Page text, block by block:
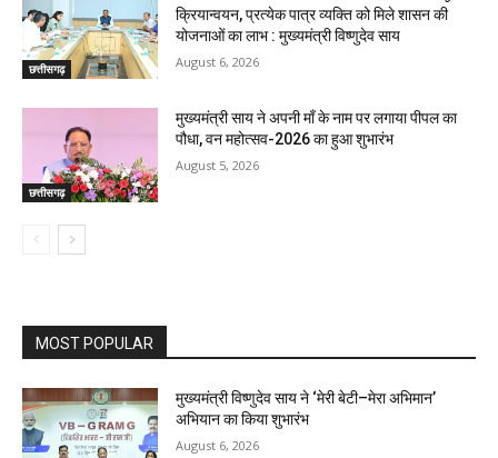
छत्तीसगढ़
क्रियान्वयन, प्रत्येक पात्र व्यक्ति को मिले शासन की
योजनाओं का लाभ : मुख्यमंत्री विष्णुदेव साय
August 6, 2026
छत्तीसगढ़
मुख्यमंत्री साय ने अपनी माँ के नाम पर लगाया पीपल का
पौधा, वन महोत्सव-2026 का हुआ शुभारंभ
August 5, 2026
MOST POPULAR
मुख्यमंत्री विष्णुदेव साय ने ‘मेरी बेटी–मेरा अभिमान’
अभियान का किया शुभारंभ
August 6, 2026